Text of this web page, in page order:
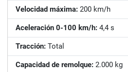
Velocidad máxima: 200 km/h
Aceleración 0-100 km/h: 4,4 s
Tracción: Total
Capacidad de remolque: 2.000 kg